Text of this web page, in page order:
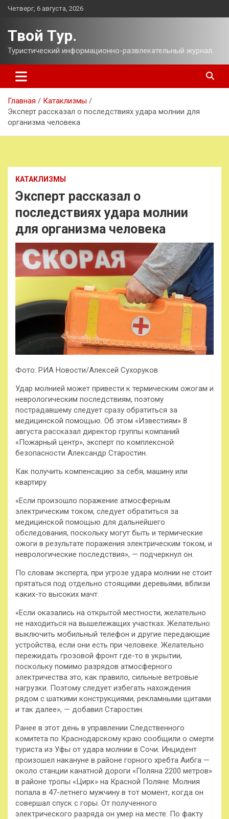
Перейти
Четверг, 6 августа, 2026
Твой Тур.
Туристический информационно-развлекательный журнал.
Главная
Катаклизмы
Эксперт рассказал о последствиях удара молнии для
организма человека
КАТАКЛИЗМЫ
Эксперт рассказал о
последствиях удара молнии
для организма человека
Фото: РИА Новости/Алексей Сухоруков
Удар молнией может привести к термическим ожогам и
неврологическим последствиям, поэтому
пострадавшему следует сразу обратиться за
медицинской помощью. Об этом «Известиям» 8
августа рассказал директор группы компаний
«Пожарный центр», эксперт по комплексной
безопасности Александр Старостин.
Как получить компенсацию за себя, машину или
квартиру
«Если произошло поражение атмосферным
электрическим током, следует обратиться за
медицинской помощью для дальнейшего
обследования, поскольку могут быть и термические
ожоги в результате поражения электрическим током, и
неврологические последствия», — подчеркнул он.
По словам эксперта, при угрозе удара молнии не стоит
прятаться под отдельно стоящими деревьями, вблизи
каких-то высоких мачт.
«Если оказались на открытой местности, желательно
не находиться на вышележащих участках. Желательно
выключить мобильный телефон и другие передающие
устройства, если они есть при человеке. Желательно
пережидать грозовой фронт где-то в укрытии,
поскольку помимо разрядов атмосферного
электричества это, как правило, сильные ветровые
нагрузки. Поэтому следует избегать нахождения
рядом с шаткими конструкциями, рекламными щитами
и так далее», — добавил Старостин.
Ранее в этот день в управлении Следственного
комитета по Краснодарскому краю сообщили о смерти
туриста из Уфы от удара молнии в Сочи. Инцидент
произошел накануне в районе горного хребта Аибга —
около станции канатной дороги «Поляна 2200 метров»
в районе тропы «Цирк» на Красной Поляне. Молния
попала в 47-летнего мужчину в тот момент, когда он
совершал спуск с горы. От полученного
электрического разряда он умер на месте. По факту